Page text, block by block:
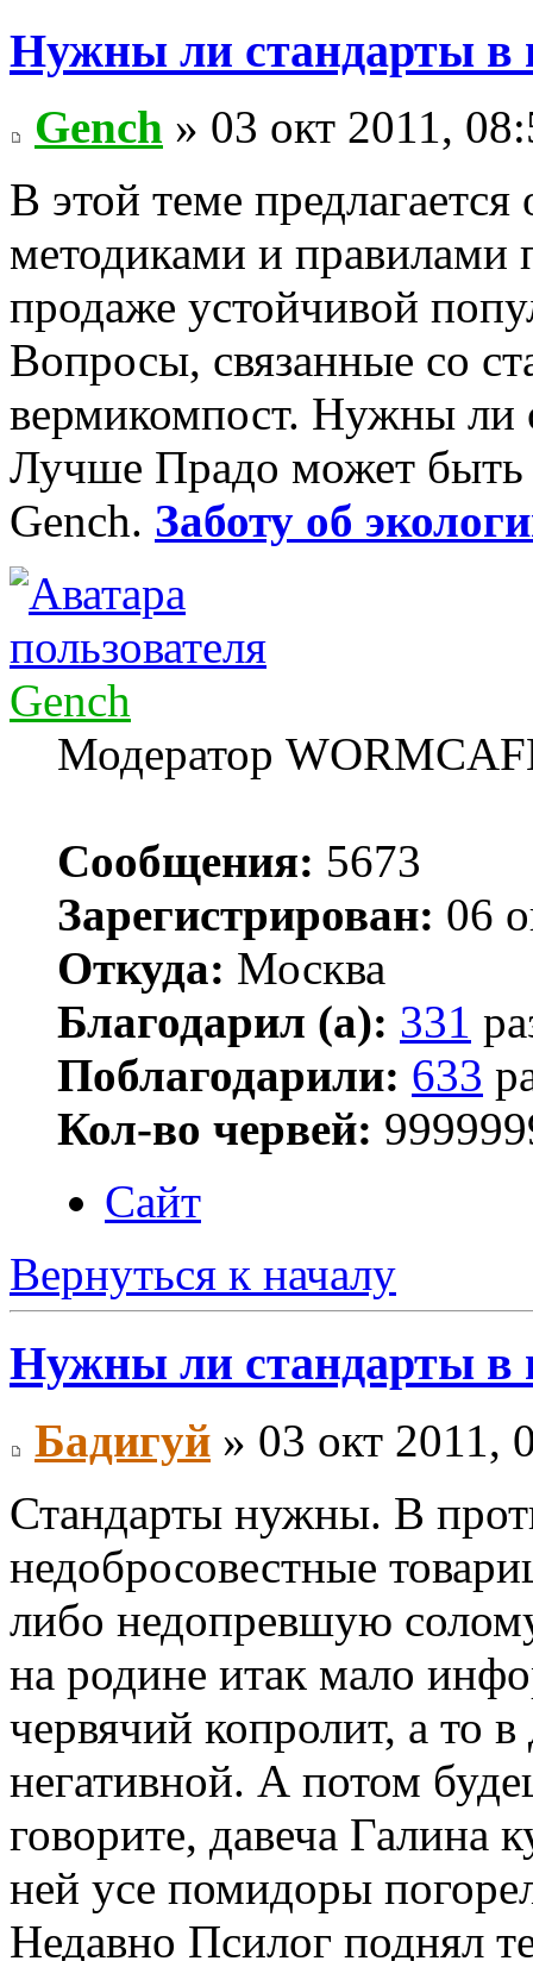
Нужны ли стандарты в
Gench » 03 окт 2011,
В этой теме
методиками и правилами
продаже устойчивой
Вопросы, связанные со
вермикомпост. Нужны ли
Лучше Прадо может
Gench. Заботу об
Gench
Модератор
Сообщения: 5673
Зарегистрирован: 06
Откуда: Москва
Благодарил (а): 331
Поблагодарили: 633
Кол-во червей:
Сайт
Вернуться к началу
Нужны ли стандарты в
Бадигуй » 03 окт 2011,
Стандарты нужны. В
недобросовестные
либо недопревшую
на родине итак мало
червячий копролит, а то
негативной. А потом
говорите, давеча Галина
ней усе помидоры
Недавно Псилог поднял